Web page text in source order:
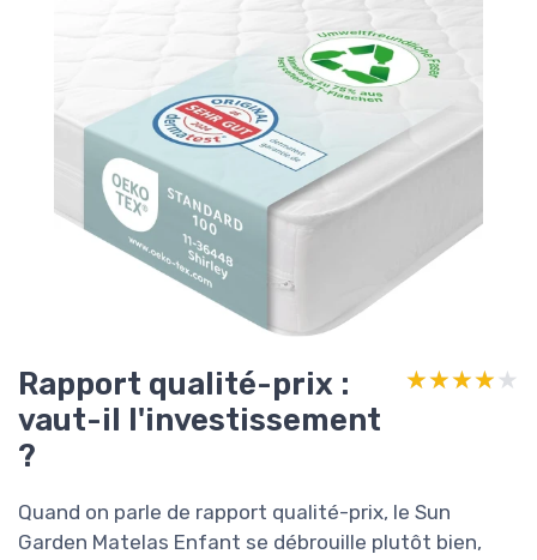
Rapport qualité-prix :
vaut-il l'investissement
?
★★★★★
★★★★★
Quand on parle de rapport qualité-prix, le Sun
Garden Matelas Enfant se débrouille plutôt bien,